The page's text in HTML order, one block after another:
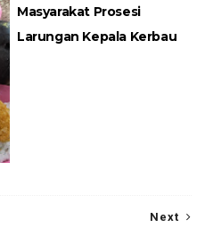
Masyarakat Prosesi
Larungan Kepala Kerbau
Next